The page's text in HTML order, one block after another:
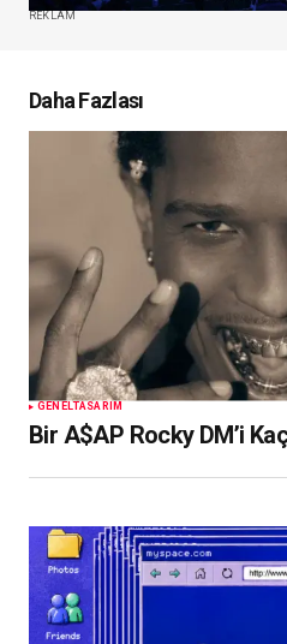
REKLAM
Daha Fazlası
GENELTASARIM
Bir A$AP Rocky DM’i